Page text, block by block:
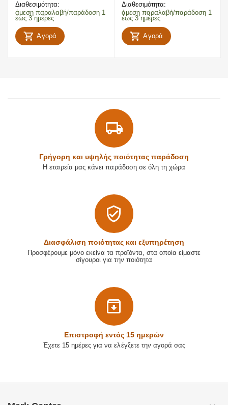
παγκόσμιος
Διαθεσιμότητα:
άμεση παραλαβή/παράδοση 1
έως 3 ημέρες
Αγορά
Διαθεσιμότητα:
άμεση παραλαβή/παράδοση 1
έως 3 ημέρες
Αγορά
Γρήγορη και υψηλής ποιότητας παράδοση
Η εταιρεία μας κάνει παράδοση σε όλη τη χώρα
Διασφάλιση ποιότητας και εξυπηρέτηση
Προσφέρουμε μόνο εκείνα τα προϊόντα, στα οποία είμαστε
σίγουροι για την ποιότητα
Επιστρoφή εντός 15 ημερών
Έχετε 15 ημέρες για να ελέγξετε την αγορά σας